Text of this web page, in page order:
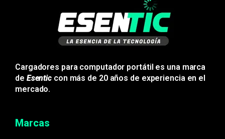
Cargadores para computador portátil es una marca
de Esentic con más de 20 años de experiencia en el
mercado.
Marcas